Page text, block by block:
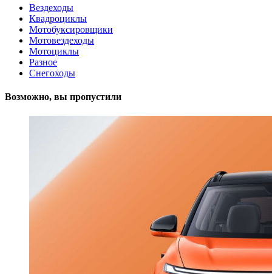
Вездеходы
Квадроциклы
Мотобуксировщики
Мотовездеходы
Мотоциклы
Разное
Снегоходы
Возможно, вы пропустили